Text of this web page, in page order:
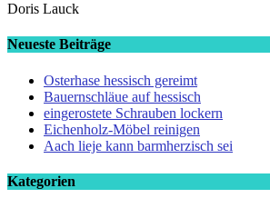
Doris Lauck
Neueste Beiträge
Osterhase hessisch gereimt
Bauernschläue auf hessisch
eingerostete Schrauben lockern
Eichenholz-Möbel reinigen
Aach lieje kann barmherzisch sei
Kategorien